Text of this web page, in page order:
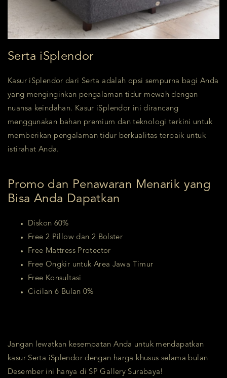
Serta iSplendor
Kasur iSplendor dari Serta adalah opsi sempurna bagi Anda
yang menginginkan pengalaman tidur mewah dengan
nuansa keindahan. Kasur iSplendor ini dirancang
menggunakan bahan premium dan teknologi terkini untuk
memberikan pengalaman tidur berkualitas terbaik untuk
istirahat Anda.
Promo dan Penawaran Menarik yang
Bisa Anda Dapatkan
Diskon 60%
Free 2 Pillow dan 2 Bolster
Free Mattress Protector
Free Ongkir untuk Area Jawa Timur
Free Konsultasi
Cicilan 6 Bulan 0%
Jangan lewatkan kesempatan Anda untuk mendapatkan
kasur Serta iSplendor dengan harga khusus selama bulan
Desember ini hanya di SP Gallery Surabaya!